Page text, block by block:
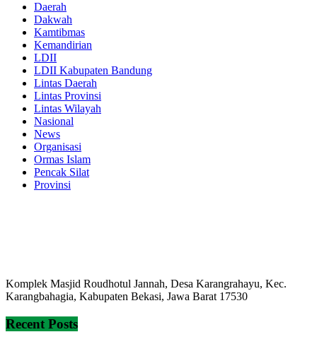
Daerah
Dakwah
Kamtibmas
Kemandirian
LDII
LDII Kabupaten Bandung
Lintas Daerah
Lintas Provinsi
Lintas Wilayah
Nasional
News
Organisasi
Ormas Islam
Pencak Silat
Provinsi
Komplek Masjid Roudhotul Jannah, Desa Karangrahayu, Kec.
Karangbahagia, Kabupaten Bekasi, Jawa Barat 17530
Recent Posts